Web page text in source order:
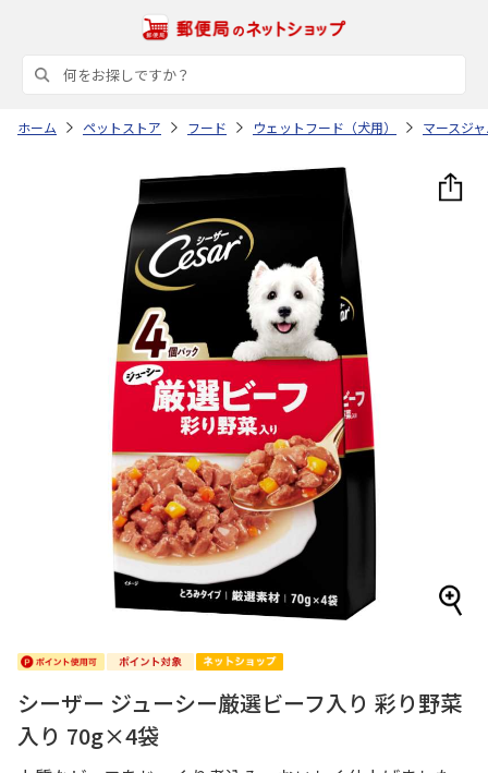
ホーム ペットストア フード ウェットフード（犬用） マースジ
シーザー ジューシー厳選ビーフ入り 彩り野菜
入り 70g×4袋